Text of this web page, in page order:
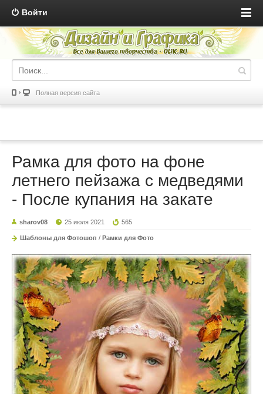
Войти
Полная версия сайта
Рамка для фото на фоне
летнего пейзажа с медведями
- После купания на закате
sharov08 25 июля 2021 565
Шаблоны для Фотошоп / Рамки для Фото